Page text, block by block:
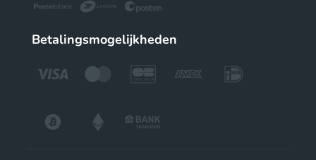
Betalingsmogelijkheden